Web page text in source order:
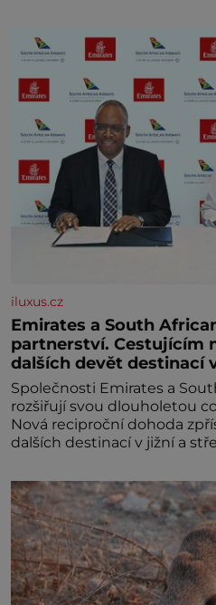
iluxus.cz
Emirates a South
partnerství. Cestujícím
dalších devět destinací
Společnosti Emirates a
rozšiřují svou dlouholetou
Nová reciproční dohoda
dalších destinací v jižní a